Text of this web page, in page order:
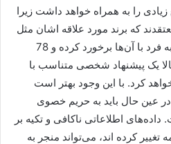
را به همراه خواهد داشت زیرا
که برند مورد علاقه اشان مثل
یک انسان با شخصیت منحصر به فرد با آن‌ها برخورد کرده و 78
یک پیشنهاد شخصی متناسب با
کرد. با این وجود بهتر است
در عین حال باید به حریم خصوی
اطلاعاتی ناکافی و تکیه بر
تغییر کرده اند، می‌تواند منجر به